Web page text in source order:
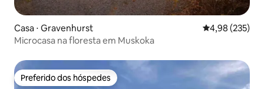
Casa ⋅ Gravenhurst 4,98 de uma
4,98 (235)
Microcasa na floresta em Muskoka
Preferido dos hóspedes
Preferido dos hóspedes